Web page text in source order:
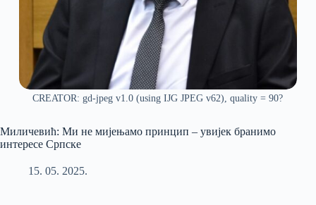
CREATOR: gd-jpeg v1.0 (using IJG JPEG v62), quality = 90?
Миличевић: Ми не мијењамо принцип – увијек бранимо
интересе Српске
15. 05. 2025.